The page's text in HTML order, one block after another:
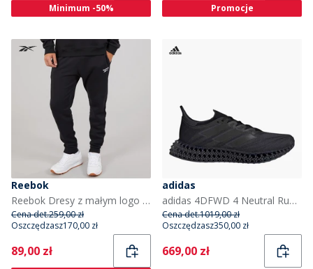
Minimum -50% Promocje
Reebok
Reebok Dresy z małym logo z polaru dla niego kolor Czarny
Cena det.259,00 zł
Oszczędzasz170,00 zł
Current
89,00 zł
adidas
adidas 4DFWD 4 Neutral Running buty dla niego kolor Core Black/Core Black/Core Black
Cena det.1019,00 zł
Oszczędzasz350,00 zł
Current
669,00 zł